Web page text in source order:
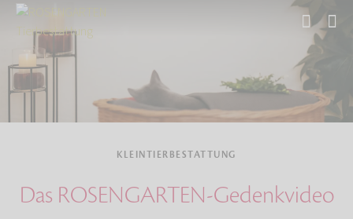
Start Tierbestattung
KLEINTIERBESTATTUNG
Das ROSENGARTEN-Gedenkvideo